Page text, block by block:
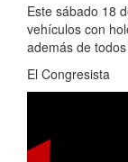
Este sábado 18
vehículos con
además de
El Congresista